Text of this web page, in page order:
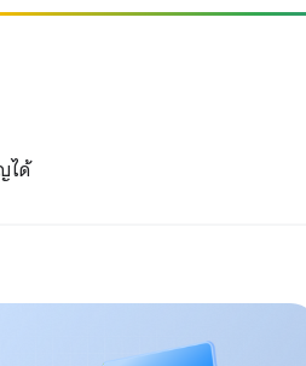
ได้